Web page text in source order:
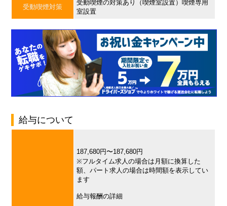
受動喫煙対策
受動喫煙の対策あり（喫煙室設置）喫煙専用
室設置
給与について
187,680円〜187,680円
※フルタイム求人の場合は月額に換算した
額、パート求人の場合は時間額を表示してい
ます
給与報酬の詳細